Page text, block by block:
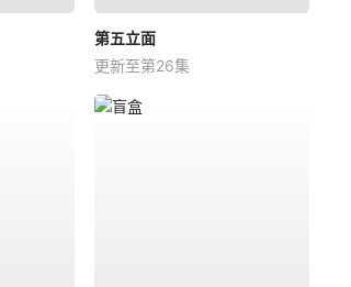
第五立面
更新至第26集